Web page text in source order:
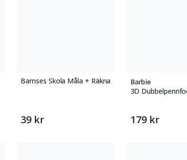
Bamses Skola Måla + Räkna
39 kr
Barbie
3D
179 kr